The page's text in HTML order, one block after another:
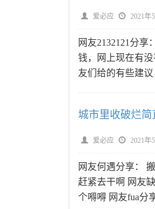
爱必应 2021年
网友2132121分
钱，网上现在有
友们给的有些建
城市里收破烂简
爱必应 2021年
网友何遇分享：
赶紧去干啊 网友
个嘚嘚 网友fua分